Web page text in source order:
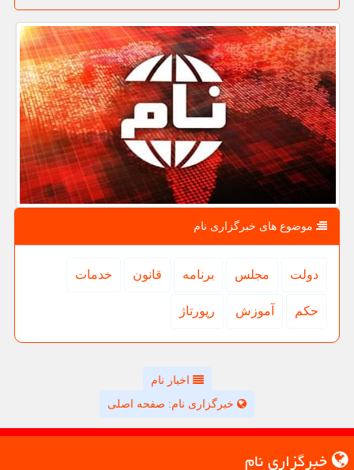
موضوع های خبرگزاری نام
دولت مجلس برنامه قانون خدمات
حكم آموزش رپورتاژ
اخبار نام
خبرگزاری نام: صفحه اصلی
خبرگزاری نام